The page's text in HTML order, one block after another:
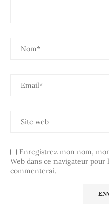
Enregistrez mon nom,
Web dans ce navigateur
commenterai.